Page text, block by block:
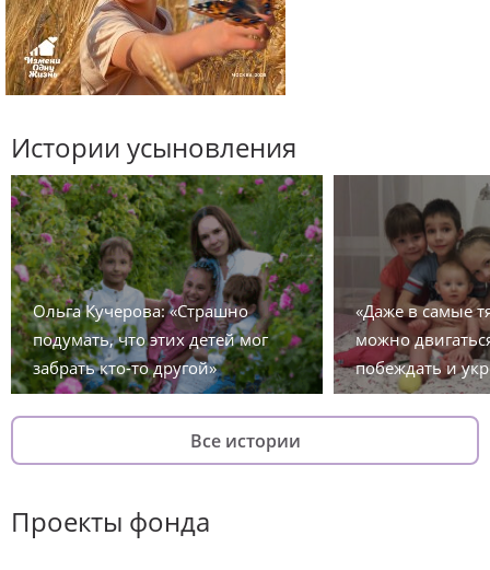
Истории усыновления
Ольга Кучерова: «Страшно
подумать, что этих детей мог
забрать кто-то другой»
«Даже в самые
можно
побеждать и
Все истории
Проекты фонда